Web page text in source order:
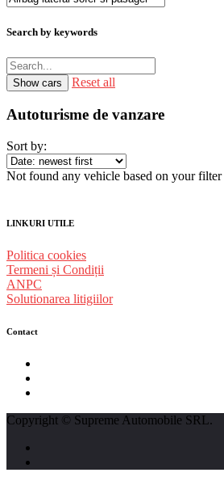
Search by keywords
Reset all
Autoturisme de vanzare
Sort by:
Not found any vehicle based on your filter
LINKURI UTILE
Politica cookies
Termeni și Condiții
ANPC
Solutionarea litigiilor
Contact
Copyright © Supreme Automobile SRL.